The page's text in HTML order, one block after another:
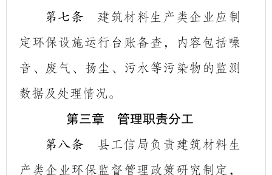
第七条 建筑材料生产类企业应制
定环保设施运行台账备查，内容包括噪
音、废气、扬尘、污水等污染物的监测
数据及处理情况。
第三章 管理职责分工
第八条 县工信局负责建筑材料生
产类企业环保监督管理政策研究制定，